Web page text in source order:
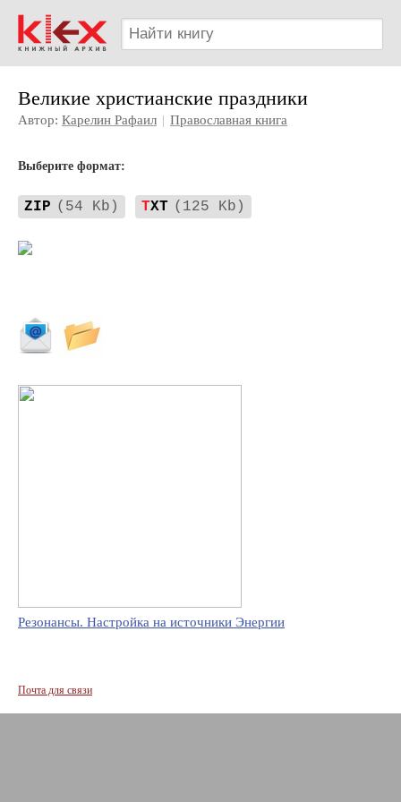
Великие христианские праздники
Автор: Карелин Рафаил | Православная книга
Выберите формат:
ZIP (54 Kb) TXT (125 Kb)
Резонансы. Настройка на источники Энергии
Почта для связи